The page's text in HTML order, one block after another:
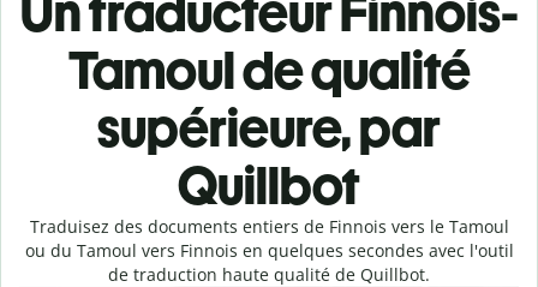
Tamoul de qualité
supérieure, par
Quillbot
Traduisez des documents entiers de Finnois vers le Tamoul
ou du Tamoul vers Finnois en quelques secondes avec l'outil
de traduction haute qualité de Quillbot.